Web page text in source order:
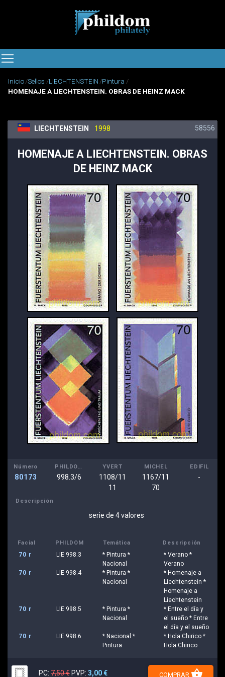
Inicio Sellos LIECHTENSTEIN Pintura
HOMENAJE A LIECHTENSTEIN. OBRAS DE HEINZ MACK
LIECHTENSTEIN 1998 58556
HOMENAJE A LIECHTENSTEIN. OBRAS
DE HEINZ MACK
Número
80173
PHILDOM
998.3/6
YVERT
1108/11
11
MICHEL
1167/11
70
EDIFIL
-
Descripción
serie de 4 valores
Facial PHILDOM Temática Descripción
70 r LIE 998.3
* Pintura *
Nacional
* Verano *
Verano
70 r
LIE 998.4
* Pintura *
Nacional
* Homenaje a
Liechtenstein *
Homenaje a
Liechtenstein
70 r
LIE 998.5
* Pintura *
Nacional
* Entre el día y
el sueño * Entre
el día y el sueño
70 r
LIE 998.6
* Nacional *
Pintura
* Hola Chirico *
Hola Chirico
PC: 7,50 € PVP: 3,00 € COMPRAR shopping_basket